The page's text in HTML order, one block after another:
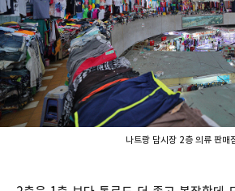
나트랑 담시장 2층 의류 판매